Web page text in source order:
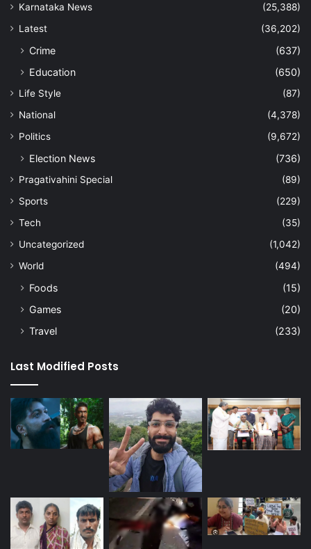
Karnataka News
(25,388)
Latest
(36,202)
Crime
(637)
Education
(650)
Life Style
(87)
National
(4,378)
Politics
(9,672)
Election News (736)
Pragativahini Special
(89)
Sports
(229)
Tech
(35)
Uncategorized
(1,042)
World
(494)
Foods
(15)
Games
(20)
Travel
(233)
Last Modified Posts